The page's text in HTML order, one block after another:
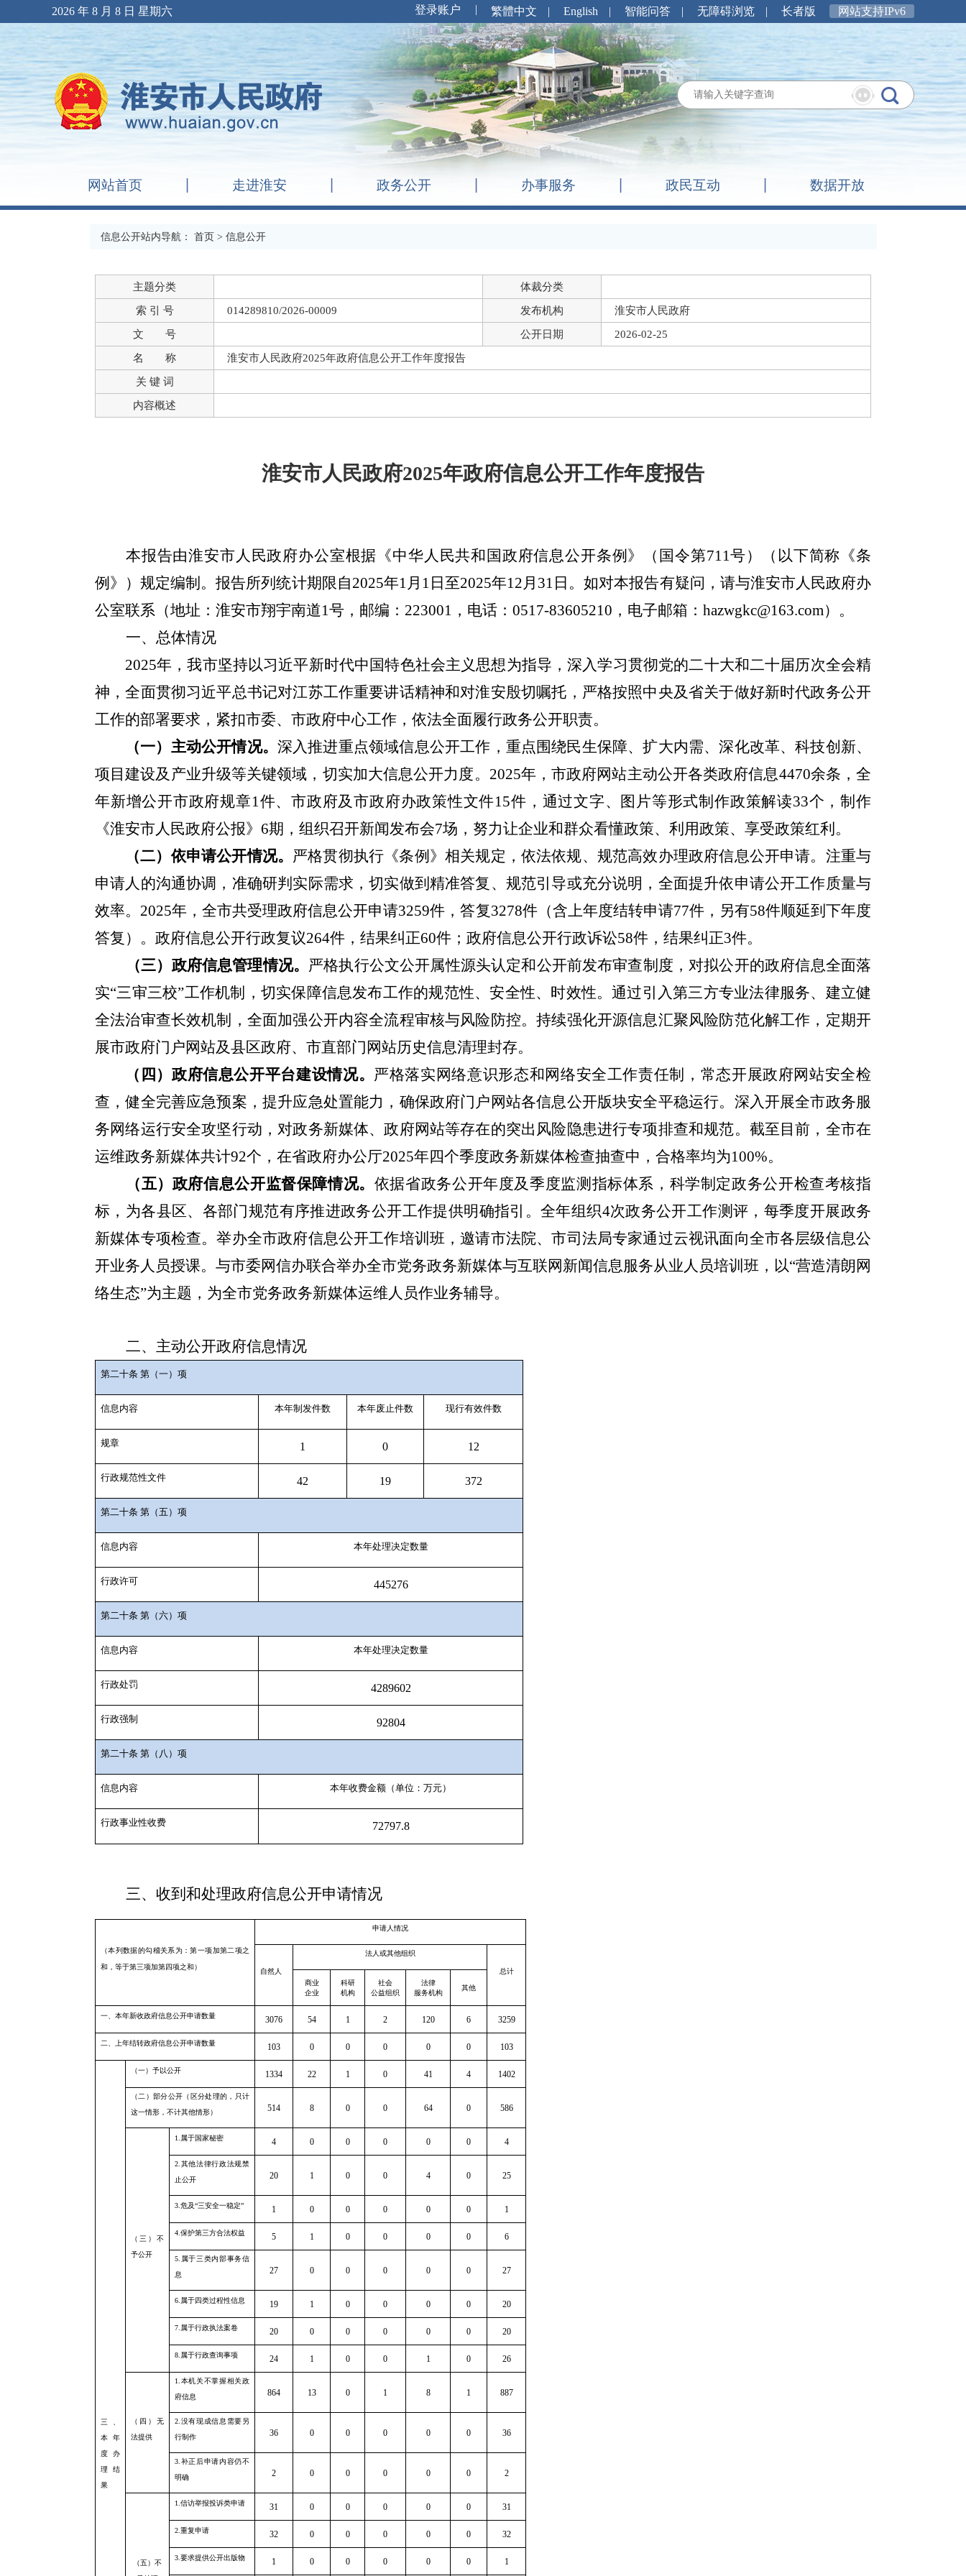
2026 年 8 月 8 日 星期六 繁體中文 | English | 智能问答 | 无障碍浏览 | 长者版 网站支持IPv6
网站首页 走进淮安 政务公开 办事服务 政民互动 数据开放
信息公开站内导航： 首页 > 信息公开
主题分类 体裁分类
索 引 号 014289810/2026-00009 发布机构 淮安市人民政府
文 号 公开日期 2026-02-25
名 称 淮安市人民政府2025年政府信息公开工作年度报告
关 键 词
内容概述
淮安市人民政府2025年政府信息公开工作年度报告
本报告由淮安市人民政府办公室根据《中华人民共和国政府信息公开条例》（国令第711号）（以下简称《条
例》）规定编制。报告所列统计期限自2025年1月 1 日至2025年12月 31 日。如对本报告有疑问，请与淮安市人民政府办
公室联系（地址：淮安市翔宇南道1号，邮编： 223001 ，电话： 0517-83605210 ，电子邮箱： hazwgkc@163.com）。
一、总体情况
2025年，我市坚持以习近平新时代中国特色社会主义思想为指导，深入学习贯彻党的二十大和二十届历次全会精
神，全面贯彻习近平总书记对江苏工作重要讲话精神和对淮安殷切嘱托，严格按照中央及省关于做好新时代政务公开
工作的部署要求，紧扣市委、市政府中心工作，依法全面履行政务公开职责。
（一）主动公开情况。 深入推进重点领域信息公开工作，重点围绕民生保障、扩大内需、深化改革、科技创新、
项目建设及产业升级等关键领域，切实加大信息公开力度。 2025年，市政府网站主动公开各类政府信息4470余条，全
年新增公开市政府规章1件、市政府及市政府办政策性文件15件，通过文字、图片等形式制作政策解读33个，制作
《淮安市人民政府公报》 6期，组织召开新闻发布会7场，努力让企业和群众看懂政策、利用政策、享受政策红利。
（二）依申请公开情况。 严格贯彻执行《条例》相关规定，依法依规、规范高效办理政府信息公开申请。注重与
申请人的沟通协调，准确研判实际需求，切实做到精准答复、规范引导或充分说明，全面提升依申请公开工作质量与
效率。 2025年，全市共受理政府信息公开申请3259件，答复3278件（含上年度结转申请77件，另有58件顺延到下年度
答复）。政府信息公开行政复议264件，结果纠正60件；政府信息公开行政诉讼58件，结果纠正3件。
（三）政府信息管理情况。 严格执行公文公开属性源头认定和公开前发布审查制度，对拟公开的政府信息全面落
实“三审三校”工作机制，切实保障信息发布工作的规范性、安全性、时效性。通过引入第三方专业法律服务、建立健
全法治审查长效机制，全面加强公开内容全流程审核与风险防控。持续强化开源信息汇聚风险防范化解工作，定期开
展市政府门户网站及县区政府、市直部门网站历史信息清理封存。
（四）政府信息公开平台建设情况。 严格落实网络意识形态和网络安全工作责任制，常态开展政府网站安全检
查，健全完善应急预案，提升应急处置能力，确保政府门户网站各信息公开版块安全平稳运行。深入开展全市政务服
务网络运行安全攻坚行动，对政务新媒体、政府网站等存在的突出风险隐患进行专项排查和规范。截至目前，全市在
运维政务新媒体共计92个，在省政府办公厅2025年四个季度政务新媒体检查抽查中，合格率均为100%。
（五）政府信息公开监督保障情况。 依据省政务公开年度及季度监测指标体系，科学制定政务公开检查考核指
标，为各县区、各部门规范有序推进政务公开工作提供明确指引。全年组织4次政务公开工作测评，每季度开展政务
新媒体专项检查。举办全市政府信息公开工作培训班，邀请市法院、市司法局专家通过云视讯面向全市各层级信息公
开业务人员授课。与市委网信办联合举办全市党务政务新媒体与互联网新闻信息服务从业人员培训班，以“营造清朗网
络生态”为主题，为全市党务政务新媒体运维人员作业务辅导。
二、主动公开政府信息情况
第二十条 第（一）项
信息内容 本年制发件数 本年废止件数 现行有效件数
规章 1 0 1 2
行政规范性文件 42 19 372
第二十条 第（五）项
信息内容 本年处理决定数量
行政许可 445276
第二十条 第（六）项
信息内容 本年处理决定数量
行政处罚 4289602
行政强制 92804
第二十条 第（八）项
信息内容 本年收费金额（单位：万元）
行政事业性收费 72797.8
三、收到和处理政府信息公开申请情况
（本列数据的勾稽关系为：第一项加第二项之
和，等于第三项加第四项之和）
申请人情况
自然人
法人或其他组织
总计
商业
企业
科研
机构
社会
公益组织
法律
服务机构
其他
一、本年新收政府信息公开申请数量 3076 54 1 2 120 6 3259
二、上年结转政府信息公开申请数量 103 0 0 0 0 0 103
三、
本年
度办
理结
果
（一）予以公开 1334 22 1 0 41 4 1402
（二）部分公开（区分处理的，只计
这一情形，不计其他情形）
514 8 0 0 64 0 586
（三）不
予公开
1. 属于国家秘密 4 0 0 0 0 0 4
2. 其他法律行政法规禁
止公开
20 1 0 0 4 0 25
3. 危及“三安全一稳定” 1 0 0 0 0 0 1
4. 保护第三方合法权益 5 1 0 0 0 0 6
5. 属于三类内部事务信
息
27 0 0 0 0 0 27
6. 属于四类过程性信息 19 1 0 0 0 0 20
7. 属于行政执法案卷 20 0 0 0 0 0 20
8. 属于行政查询事项 24 1 0 0 1 0 26
（四）无
法提供
1. 本机关不掌握相关政
府信息
864 13 0 1 8 1 887
2. 没有现成信息需要另
行制作
36 0 0 0 0 0 36
3. 补正后申请内容仍不
明确
2 0 0 0 0 0 2
（五）不
1. 信访举报投诉类申请 31 0 0 0 0 0 31
2. 重复申请 32 0 0 0 0 0 32
3. 要求提供公开出版物 1 0 0 0 0 0 1